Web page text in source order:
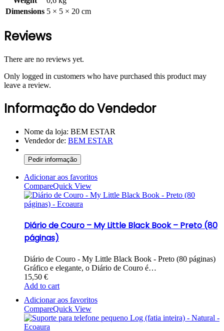
Dimensions 5 × 5 × 20 cm
Reviews
There are no reviews yet.
Only logged in customers who have purchased this product may
leave a review.
Informação do Vendedor
Nome da loja: BEM ESTAR
Vendedor de: BEM ESTAR
Pedir informação
Adicionar aos favoritos
CompareQuick View
Diário de Couro – My Little Black Book – Preto (80
páginas)
Diário de Couro - My Little Black Book - Preto (80 páginas)
Gráfico e elegante, o Diário de Couro é…
15,50 €
Add to cart
Adicionar aos favoritos
CompareQuick View